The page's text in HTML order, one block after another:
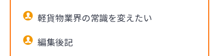
軽貨物業界の常識を変えたい
編集後記